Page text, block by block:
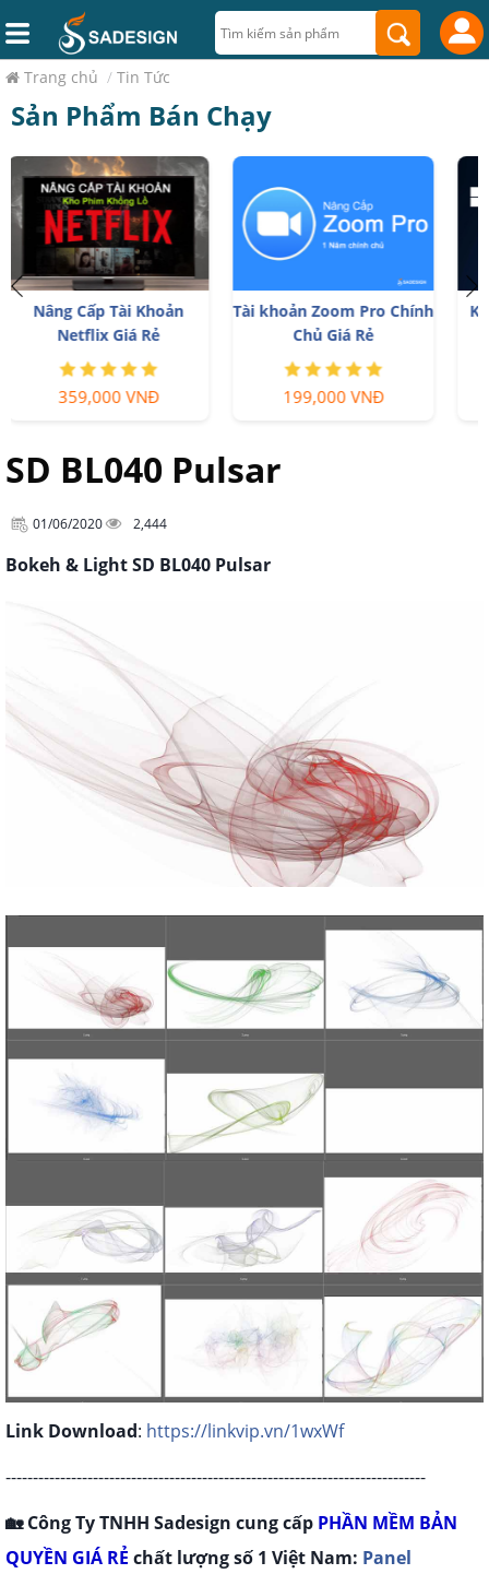
Trang chủ / Tin Tức
Sản Phẩm Bán Chạy
Key Windows 10/11 Pro
bản quyền
599,000 VNĐ
Nâng cấp Office 365 Chính
Hãng
399,000 VNĐ
SD BL040 Pulsar
01/06/2020 2,444
Bokeh & Light SD BL040 Pulsar
Link Download: https://linkvip.vn/1wxWf
-----------------------------------------------------------------------------
🏡 Công Ty TNHH Sadesign cung cấp PHẦN MỀM BẢN
QUYỀN GIÁ RẺ chất lượng số 1 Việt Nam: Panel